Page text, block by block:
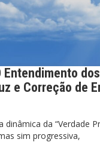
Entendimento
e Correção de
da “Verdade
sim progressiva,